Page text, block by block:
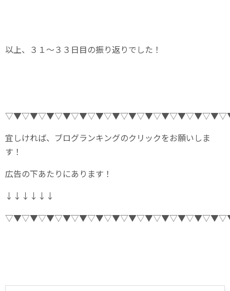
以上、３１～３３日目の振り返りでした！
宜しければ、ブログランキングのクリックをお願いしま
す！
広告の下あたりにあります！
↓↓↓↓↓↓